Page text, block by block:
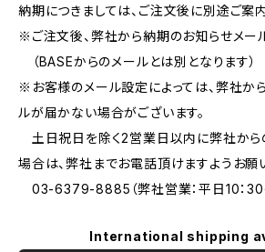
納期につきましては、ご注文後に別途ご案内
※ご注文後、弊社から納期のお知らせメー
（BASEからのメールとは別となります）
※お客様のメール設定によっては、弊社か
ルが届かない場合がございます。
土日祝日を除く2営業日以内に弊社から
場合は、弊社までお電話頂けますようお願
03-6379-8885（弊社営業：平日10：30
International shipping